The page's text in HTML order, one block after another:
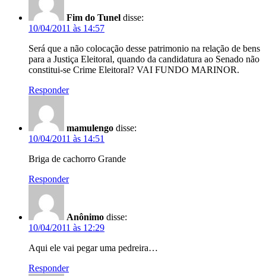
Fim do Tunel disse:
10/04/2011 às 14:57
Será que a não colocação desse patrimonio na relação de bens
para a Justiça Eleitoral, quando da candidatura ao Senado não
constitui-se Crime Eleitoral? VAI FUNDO MARINOR.
Responder
mamulengo disse:
10/04/2011 às 14:51
Briga de cachorro Grande
Responder
Anônimo disse:
10/04/2011 às 12:29
Aqui ele vai pegar uma pedreira…
Responder